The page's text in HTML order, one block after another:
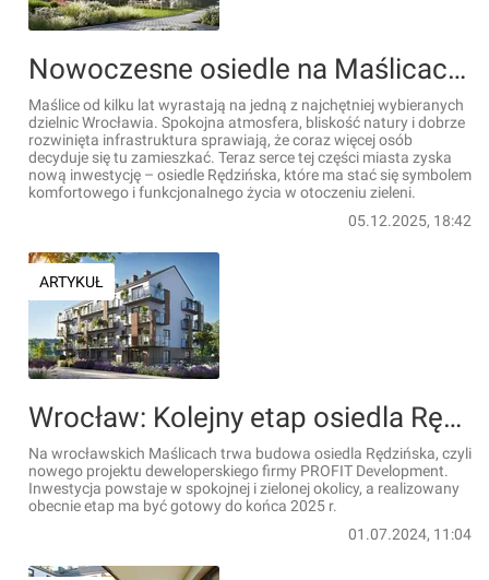
Nowoczesne osiedle na Maślicach. Komfort życia w zielonej okolicy [FILM]
Maślice od kilku lat wyrastają na jedną z najchętniej wybieranych
dzielnic Wrocławia. Spokojna atmosfera, bliskość natury i dobrze
rozwinięta infrastruktura sprawiają, że coraz więcej osób
decyduje się tu zamieszkać. Teraz serce tej części miasta zyska
nową inwestycję – osiedle Rędzińska, które ma stać się symbolem
komfortowego i funkcjonalnego życia w otoczeniu zieleni.
05.12.2025, 18:42
ARTYKUŁ
Wrocław: Kolejny etap osiedla Rędzińska rośnie w zielonej części Maślic
Na wrocławskich Maślicach trwa budowa osiedla Rędzińska, czyli
nowego projektu deweloperskiego firmy PROFIT Development.
Inwestycja powstaje w spokojnej i zielonej okolicy, a realizowany
obecnie etap ma być gotowy do końca 2025 r.
01.07.2024, 11:04